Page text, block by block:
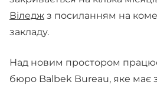
Віледж з посиланням на
закладу.
Над новим простором
бюро Balbek Bureau, яке має